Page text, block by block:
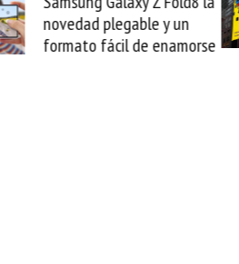
millones de dólares y valida
el crédito del venezolano